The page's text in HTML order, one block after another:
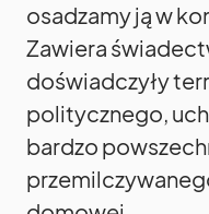
osadzamy ją w
Zawiera
doświadczyły
politycznego,
bardzo